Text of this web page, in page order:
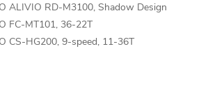
ALIVIO RD-M3100, Shadow Design
FC-MT101, 36-22T
CS-HG200, 9-speed, 11-36T